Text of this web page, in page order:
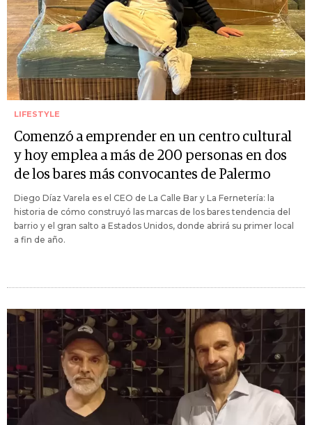
LIFESTYLE
Comenzó a emprender en un centro cultural
y hoy emplea a más de 200 personas en dos
de los bares más convocantes de Palermo
Diego Díaz Varela es el CEO de La Calle Bar y La Fernetería: la
historia de cómo construyó las marcas de los bares tendencia del
barrio y el gran salto a Estados Unidos, donde abrirá su primer local
a fin de año.